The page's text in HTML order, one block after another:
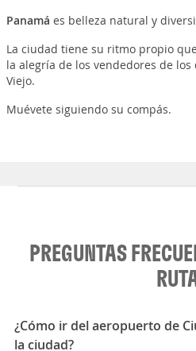
Panamá es belleza natural y
La ciudad tiene su ritmo propio
la alegría de los vendedores de los
Viejo.
Muévete siguiendo su compás.
PREGUNTAS
¿Cómo ir del aeropuerto de
la ciudad?